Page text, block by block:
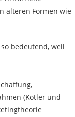
älteren Formen wie
bedeutend, weil
(Kotler und